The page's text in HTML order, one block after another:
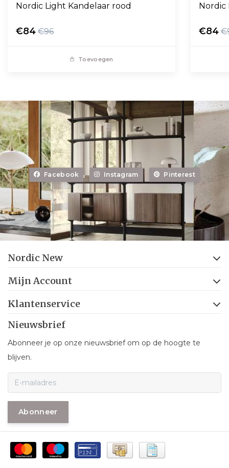
Nordic Light Kandelaar rood
€84 €96
Toevoegen
Nordic
€84
Facebook Instagram Pinterest
Nordic New
Mijn Account
Klantenservice
Nieuwsbrief
Abonneer je op onze nieuwsbrief om op de hoogte te
blijven.
Abonneer